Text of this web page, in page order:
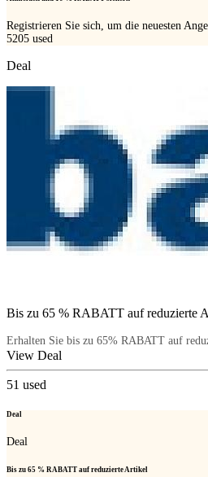
Registrieren Sie sich, um die neuesten
5205 used
Deal
Bis zu 65 % RABATT auf reduzierte
Erhalten Sie bis zu 65% RABATT auf
View Deal
51 used
Deal
Deal
Bis zu 65 % RABATT auf reduzierte Artikel